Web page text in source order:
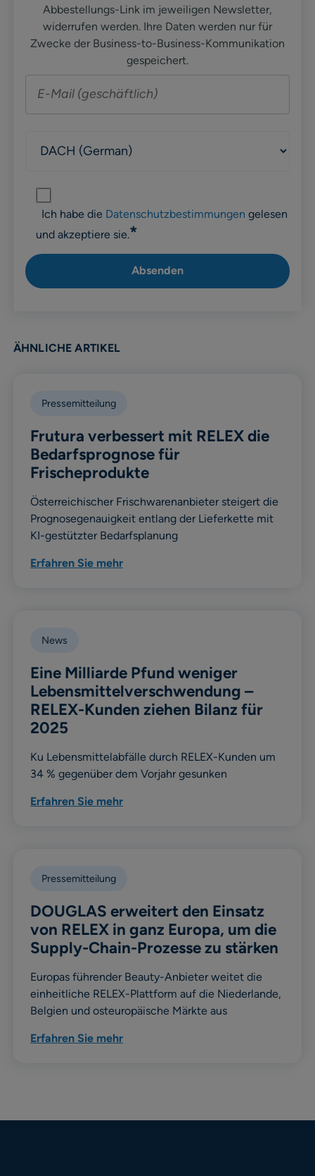
Abbestellungs-Link im jeweiligen Newsletter,
widerrufen werden. Ihre Daten werden nur für
Zwecke der Business-to-Business-Kommunikation
gespeichert.
Ich habe die Datenschutzbestimmungen gelesen
und akzeptiere sie.*
ÄHNLICHE ARTIKEL
Pressemitteilung
Frutura verbessert mit RELEX die
Bedarfsprognose für
Frischeprodukte
Österreichischer Frischwarenanbieter steigert die
Prognosegenauigkeit entlang der Lieferkette mit
KI-gestützter Bedarfsplanung
Erfahren Sie mehr
News
Eine Milliarde Pfund weniger
Lebensmittelverschwendung –
RELEX-Kunden ziehen Bilanz für
2025
Ku Lebensmittelabfälle durch RELEX-Kunden um
34 % gegenüber dem Vorjahr gesunken
Erfahren Sie mehr
Pressemitteilung
DOUGLAS erweitert den Einsatz
von RELEX in ganz Europa, um die
Supply-Chain-Prozesse zu stärken
Europas führender Beauty-Anbieter weitet die
einheitliche RELEX-Plattform auf die Niederlande,
Belgien und osteuropäische Märkte aus
Erfahren Sie mehr